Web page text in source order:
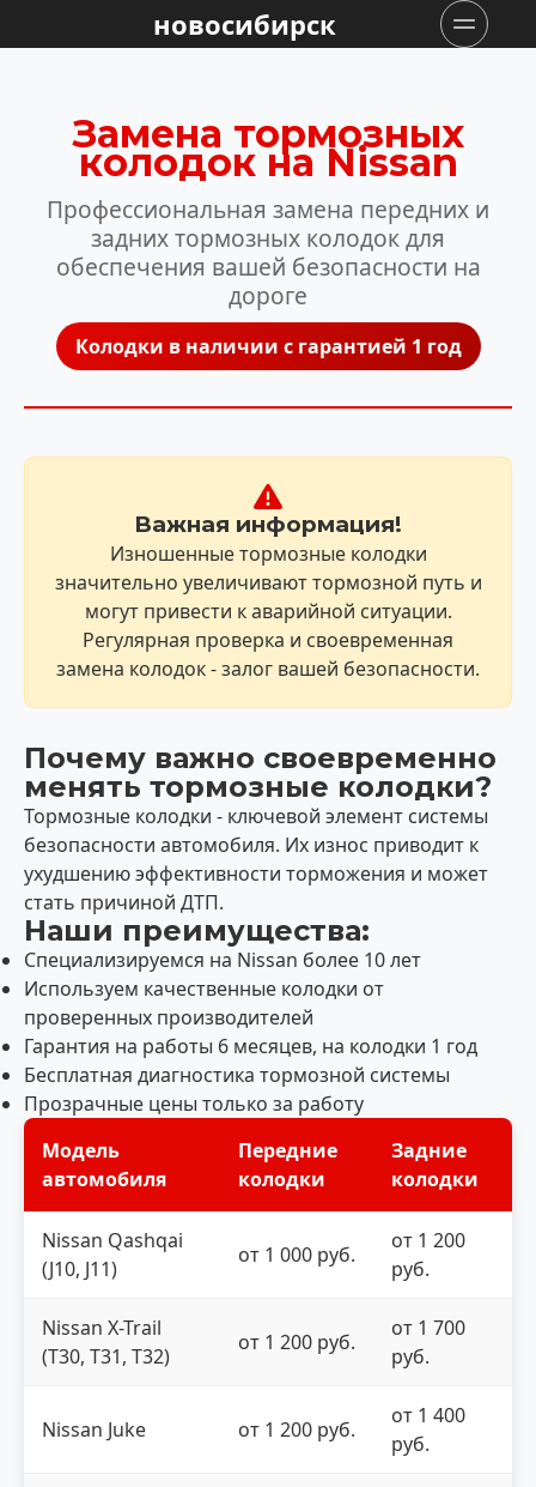
новосибирск
Замена тормозных
колодок на Nissan
Профессиональная замена передних и
задних тормозных колодок для
обеспечения вашей безопасности на
дороге
Колодки в наличии с гарантией 1 год
Важная информация!
Изношенные тормозные колодки
значительно увеличивают тормозной путь и
могут привести к аварийной ситуации.
Регулярная проверка и своевременная
замена колодок - залог вашей безопасности.
Почему важно своевременно
менять тормозные колодки?
Тормозные колодки - ключевой элемент системы
безопасности автомобиля. Их износ приводит к
ухудшению эффективности торможения и может
стать причиной ДТП.
Наши преимущества:
Специализируемся на Nissan более 10 лет
Используем качественные колодки от
проверенных производителей
Гарантия на работы 6 месяцев, на колодки 1 год
Бесплатная диагностика тормозной системы
Прозрачные цены только за работу
Модель
автомобиля
Передние
колодки
Задние
колодки
Nissan Qashqai
(J10, J11)
от 1 000 руб.
от 1 200
руб.
Nissan X-Trail
(T30, T31, T32)
от 1 200 руб.
от 1 700
руб.
Nissan Juke от 1 200 руб.
от 1 400
руб.